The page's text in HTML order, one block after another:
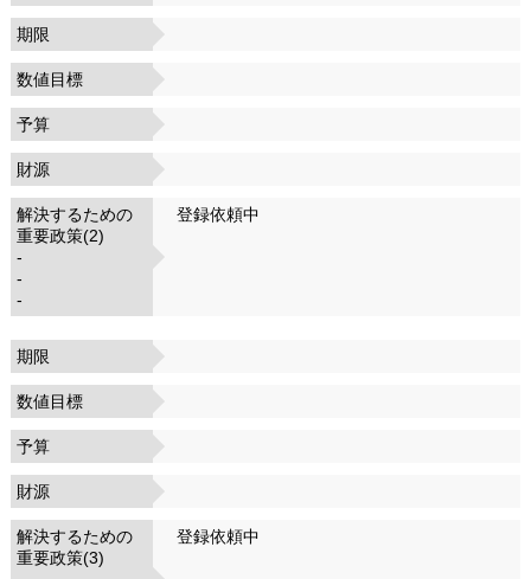
期限
数値目標
予算
財源
解決するための
重要政策(2)
-
-
-
登録依頼中
期限
数値目標
予算
財源
解決するための
重要政策(3)
登録依頼中